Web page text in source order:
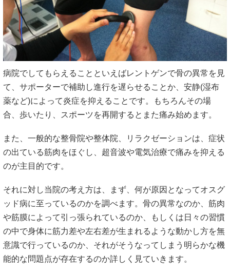
病院でしてもらえることといえばレントゲンで骨の異常を見
て、サポーターで補助し進行を遅らせることか、安静(湿布
薬など)によって炎症を抑えることです。もちろんその場
合、歩いたり、スポーツを再開するとまた痛み始めます。
また、一般的な整骨院や整体院、リラクゼーションは、症状
の出ている筋肉をほぐし、超音波や電気治療で痛みを抑える
のが主目的です。
それに対し当院の考え方は、まず、何が原因となってオスグ
ッド病に至っているのかを調べます。骨の異常なのか、筋肉
や筋膜によって引っ張られているのか、もしくは日々の習慣
の中で身体に筋力差や左右差が生まれるような動かし方を無
意識で行っているのか、それがそうなってしまう明らかな機
能的な問題点が存在するのか詳しく見ていきます。